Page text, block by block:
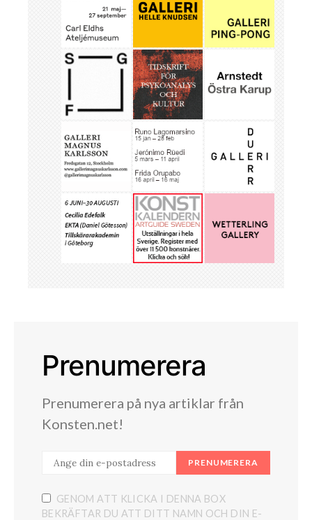
Prenumerera
Prenumerera på nya artiklar från
Konsten.net!
PRENUMERERA
GENOM ATT KLICKA I DENNA BOX
BEKRÄFTAR DU ATT DITT NAMN OCH DIN E-